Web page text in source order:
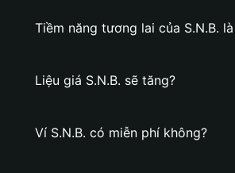
Tiềm năng tương lai của S.N.B.
Liệu giá S.N.B. sẽ tăng?
Ví S.N.B. có miễn phí không?